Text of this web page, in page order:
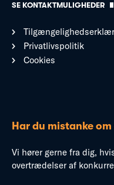
SE KONTAKTMULIGHEDER
Privatlivspolitik
Cookies
Har du mistanke
Vi hører gerne fra dig,
overtrædelser af